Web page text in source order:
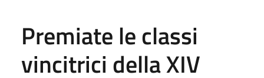
Premiate le classi
vincitrici della XIV